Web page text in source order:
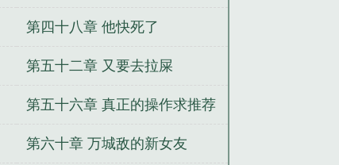
第四十八章 他快死了
第五十二章 又要去拉屎
第五十六章 真正的操作求推荐
第六十章 万城敌的新女友